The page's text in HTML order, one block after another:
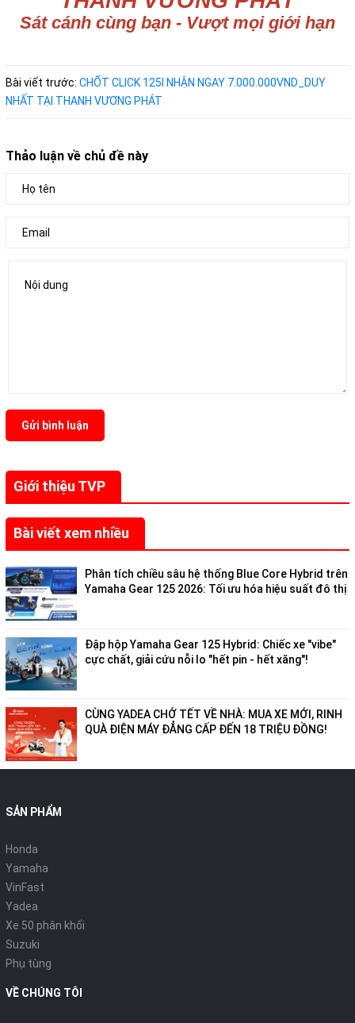
Giới thiệu TVP
Bài viết xem nhiều
Phân tích chiều sâu hệ thống Blue Core Hybrid trên
Yamaha Gear 125 2026: Tối ưu hóa hiệu suất đô thị
Đập hộp Yamaha Gear 125 Hybrid: Chiếc xe "vibe"
cực chất, giải cứu nỗi lo "hết pin - hết xăng"!
CÙNG YADEA CHỞ TẾT VỀ NHÀ: MUA XE MỚI, RINH
QUÀ ĐIỆN MÁY ĐẲNG CẤP ĐẾN 18 TRIỆU ĐỒNG!
Sát cánh cùng bạn - Vượt mọi giới hạn
Bài viết trước: CHỐT CLICK 125I NHẬN NGAY 7.000.000VND_DUY
NHẤT TẠI THANH VƯƠNG PHÁT
Thảo luận về chủ đề này
Gửi bình luận
SẢN PHẨM
Honda
Yamaha
VinFast
Yadea
Xe 50 phân khối
Suzuki
Phụ tùng
VỀ CHÚNG TÔI